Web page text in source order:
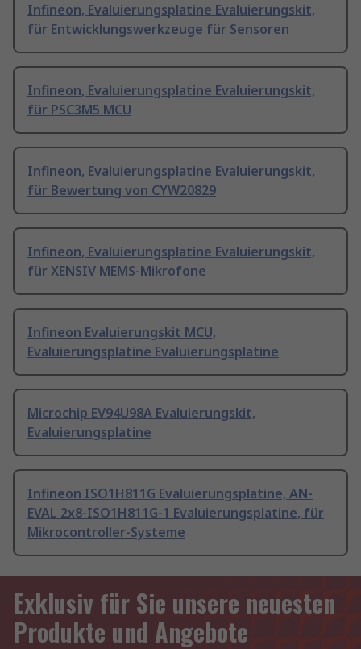
Infineon, Evaluierungsplatine Evaluierungskit,
für Entwicklungswerkzeuge für Sensoren
Infineon, Evaluierungsplatine Evaluierungskit,
für PSC3M5 MCU
Infineon, Evaluierungsplatine Evaluierungskit,
für Bewertung von CYW20829
Infineon, Evaluierungsplatine Evaluierungskit,
für XENSIV MEMS-Mikrofone
Infineon Evaluierungskit MCU,
Evaluierungsplatine Evaluierungsplatine
Microchip EV94U98A Evaluierungskit,
Evaluierungsplatine
Infineon ISO1H811G Evaluierungsplatine, AN-
EVAL 2x8-ISO1H811G-1 Evaluierungsplatine, für
Mikrocontroller-Systeme
Exklusiv für Sie unsere neuesten
Produkte und Angebote